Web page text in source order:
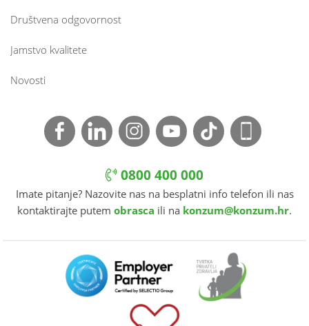
Društvena odgovornost
Jamstvo kvalitete
Novosti
0800 400 000
Imate pitanje? Nazovite nas na besplatni info telefon ili nas
kontaktirajte putem obrasca ili na konzum@konzum.hr.